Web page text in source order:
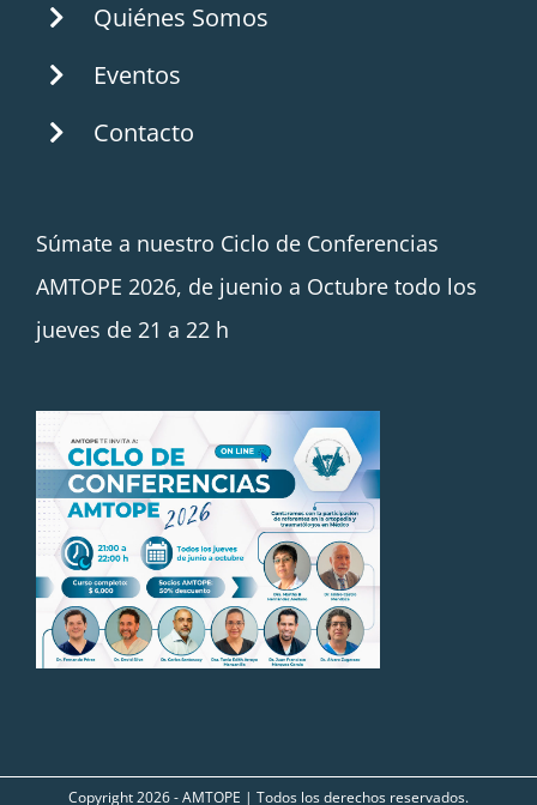
Quiénes Somos
Eventos
Contacto
Súmate a nuestro Ciclo de Conferencias
AMTOPE 2026, de juenio a Octubre todo los
jueves de 21 a 22 h
Copyright2026 - AMTOPE | Todos los derechos reservados.